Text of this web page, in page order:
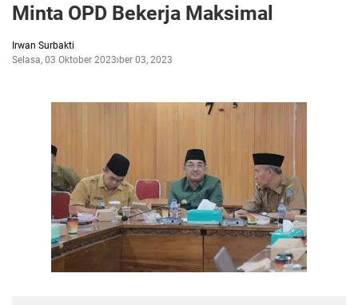
Minta OPD Bekerja Maksimal
Irwan Surbakti
Selasa, 03 Oktober 2023Oktober 03, 2023